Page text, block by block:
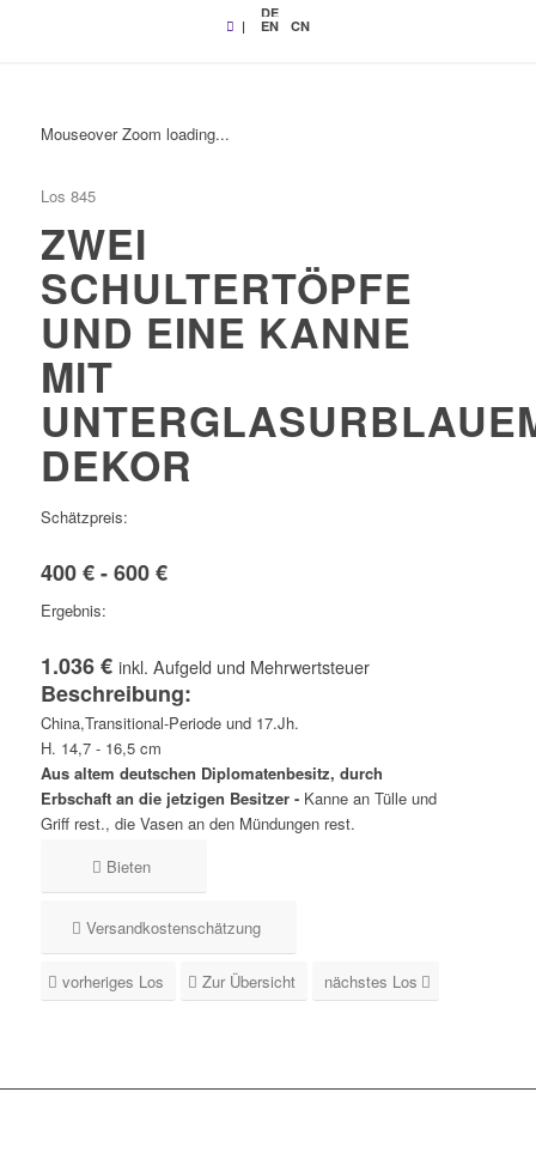
|
DE
EN CN
Mouseover Zoom loading...
Los 845
ZWEI
SCHULTERTÖPFE
UND EINE KANNE
MIT
DEKOR
Schätzpreis:
400 € - 600 €
Ergebnis:
1.036 € inkl. Aufgeld und Mehrwertsteuer
Beschreibung:
China,Transitional-Periode und 17.Jh.
H. 14,7 - 16,5 cm
Aus altem deutschen Diplomatenbesitz, durch
Erbschaft an die jetzigen Besitzer - Kanne an Tülle und
Griff rest., die Vasen an den Mündungen rest.
Bieten
Versandkostenschätzung
vorheriges Los Zur Übersicht nächstes Los